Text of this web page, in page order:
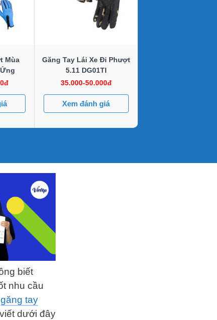
Mùa
Găng Tay Lái Xe Đi Phượt
5.11 DG01TI
35.000-50.000đ
Xem đánh giá
biết
nhu cầu
găng tay
dưới đây